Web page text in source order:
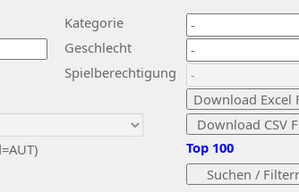
Kategorie
Geschlecht
Spielberechtigung
Top 100